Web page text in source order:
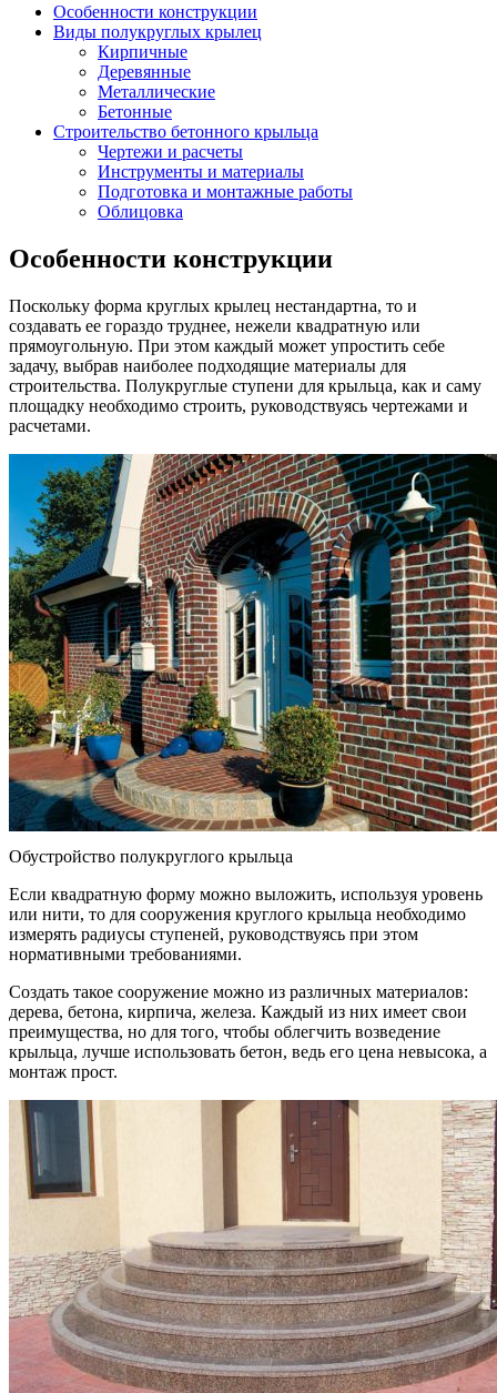
Особенности конструкции
Виды полукруглых крылец
Кирпичные
Деревянные
Металлические
Бетонные
Строительство бетонного крыльца
Чертежи и расчеты
Инструменты и материалы
Подготовка и монтажные работы
Облицовка
Особенности конструкции
Поскольку форма круглых крылец нестандартна, то и
создавать ее гораздо труднее, нежели квадратную или
прямоугольную. При этом каждый может упростить себе
задачу, выбрав наиболее подходящие материалы для
строительства. Полукруглые ступени для крыльца, как и саму
площадку необходимо строить, руководствуясь чертежами и
расчетами.
Обустройство полукруглого крыльца
Если квадратную форму можно выложить, используя уровень
или нити, то для сооружения круглого крыльца необходимо
измерять радиусы ступеней, руководствуясь при этом
нормативными требованиями.
Создать такое сооружение можно из различных материалов:
дерева, бетона, кирпича, железа. Каждый из них имеет свои
преимущества, но для того, чтобы облегчить возведение
крыльца, лучше использовать бетон, ведь его цена невысока, а
монтаж прост.